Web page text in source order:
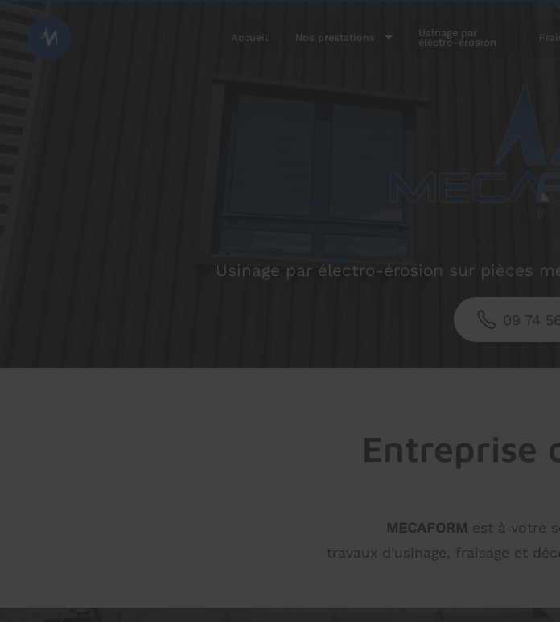
Usinage par électro-érosion sur pièces
09 74
Accueil Nos prestations
Usinage par
électro-érosion
Entreprise
MECAFORM est à votre
travaux d’usinage, fraisage et